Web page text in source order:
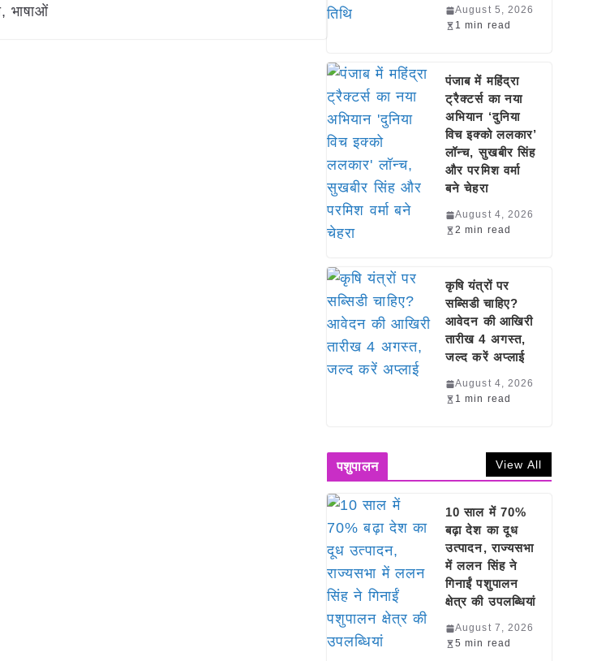
भाषाओं
August 5, 2026
1 min read
पंजाब में महिंद्रा
ट्रैक्टर्स का नया
अभियान ‘दुनिया
विच इक्को ललकार’
लॉन्च, सुखबीर सिंह
और परमिश वर्मा
बने चेहरा
August 4, 2026
2 min read
कृषि यंत्रों पर
सब्सिडी चाहिए?
आवेदन की आखिरी
तारीख 4 अगस्त,
जल्द करें अप्लाई
August 4, 2026
1 min read
पशुपालन View All
10 साल में 70%
बढ़ा देश का दूध
उत्पादन, राज्यसभा
में ललन सिंह ने
गिनाईं पशुपालन
क्षेत्र की उपलब्धियां
August 7, 2026
5 min read